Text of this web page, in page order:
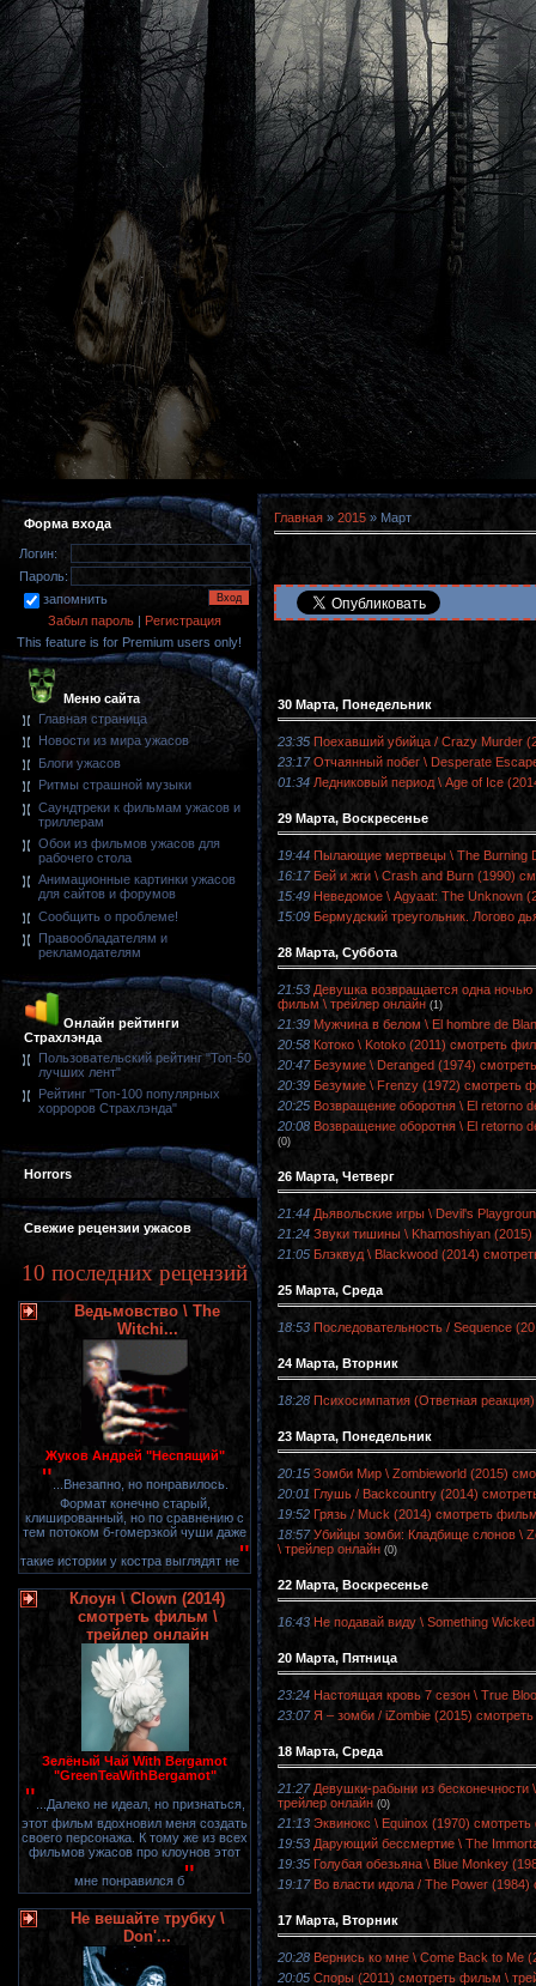
Форма входа
Логин:
Пароль:
запомнить
Забыл пароль | Регистрация
This feature is for Premium users only!
Меню сайта
Главная страница
Новости из мира ужасов
Блоги ужасов
Ритмы страшной музыки
Саундтреки к фильмам ужасов и
триллерам
Обои из фильмов ужасов для
рабочего стола
Анимационные картинки ужасов
для сайтов и форумов
Сообщить о проблеме!
Правообладателям и
рекламодателям
Онлайн рейтинги
Страхлэнда
Пользовательский рейтинг "Топ-50
лучших лент"
Рейтинг "Топ-100 популярных
хорроров Страхлэнда"
Horrors
Свежие рецензии ужасов
10 последних рецензий
Ведьмовство \ The
Witchi...
Жуков Андрей "Неспящий"
" ...Внезапно, но понравилось.
Формат конечно старый,
клишированный, но по сравнению с
тем потоком б-гомерзкой чуши даже
такие истории у костра выглядят не"
Клоун \ Clown (2014)
смотреть фильм \
трейлер онлайн
Зелёный Чай With Bergamot
"GreenTeaWithBergamot"
" ...Далеко не идеал, но признаться,
этот фильм вдохновил меня создать
своего персонажа. К тому же из всех
фильмов ужасов про клоунов этот
мне понравился б"
Не вешайте трубку \
Don'...
Главная » 2015 » Март
30 Марта, Понедельник
23:35 Поехавший убийца / Crazy Murder
23:17 Отчаянный побег \ Desperate
01:34 Ледниковый период \ Age of Ice
29 Марта, Воскресенье
19:44 Пылающие мертвецы \ The Burning
16:17 Бей и жги \ Crash and Burn (1990)
15:49 Неведомое \ Agyaat: The Unknown
15:09 Бермудский треугольник. Логово
28 Марта, Суббота
21:53 Девушка возвращается одна
фильм \ трейлер онлайн (1)
21:39 Мужчина в белом \ El hombre de
20:58 Котоко \ Kotoko (2011) смотреть
20:47 Безумие \ Deranged (1974)
20:39 Безумие \ Frenzy (1972) смотреть
20:25 Возвращение оборотня \ El retorno
20:08 Возвращение оборотня \ El retorno
(0)
26 Марта, Четверг
21:44 Дьявольские игры \ Devil's
21:24 Звуки тишины \ Khamoshiyan
21:05 Блэквуд \ Blackwood (2014)
25 Марта, Среда
18:53 Последовательность / Sequence
24 Марта, Вторник
18:28 Психосимпатия (Ответная
23 Марта, Понедельник
20:15 Зомби Мир \ Zombieworld (2015)
20:01 Глушь / Backcountry (2014)
19:52 Грязь / Muck (2014) смотреть
18:57 Убийцы зомби: Кладбище слонов \
\ трейлер онлайн (0)
22 Марта, Воскресенье
16:43 Не подавай виду \ Something
20 Марта, Пятница
23:24 Настоящая кровь 7 сезон \ True
23:07 Я – зомби / iZombie (2015)
18 Марта, Среда
21:27 Девушки-рабыни из
трейлер онлайн (0)
21:13 Эквинокс \ Equinox (1970)
19:53 Дарующий бессмертие \ The
19:35 Голубая обезьяна \ Blue Monkey
19:17 Во власти идола / The Power
17 Марта, Вторник
20:28 Вернись ко мне \ Come Back to Me
20:05 Споры (2011) смотреть фильм \